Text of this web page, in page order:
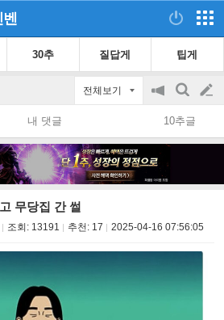
벤
30추 질답게 팁게
전체보기
공
지
on/off
검
색
글
쓰
내 댓글 10추글
무당집 간 썰
조회: 13191 추천: 17 2025-04-16 07:56:05